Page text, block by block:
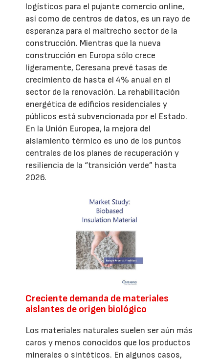
logísticos para el pujante comercio online,
así como de centros de datos, es un rayo de
esperanza para el maltrecho sector de la
construcción. Mientras que la nueva
construcción en Europa sólo crece
ligeramente, Ceresana prevé tasas de
crecimiento de hasta el 4% anual en el
sector de la renovación. La rehabilitación
energética de edificios residenciales y
públicos está subvencionada por el Estado.
En la Unión Europea, la mejora del
aislamiento térmico es uno de los puntos
centrales de los planes de recuperación y
resiliencia de la “transición verde” hasta
2026.
Creciente demanda de materiales
aislantes de origen biológico
Los materiales naturales suelen ser aún más
caros y menos conocidos que los productos
minerales o sintéticos. En algunos casos,